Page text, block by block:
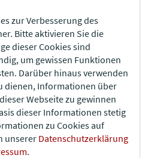
8: Töpfer
machen Römer
zur Verbesserung des
Bitte aktivieren Sie die
dieser Cookies sind
um gewissen Funktionen
Darüber hinaus verwenden
dienen, Informationen über
Webseite zu gewinnen
dieser Informationen stetig
zu Cookies auf
unserer Datenschutzerklärung
.
Vielfalt &
FAQ